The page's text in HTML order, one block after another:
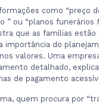
como “preço
” ou “planos funerários
que as famílias estão
importância do
valores. Uma
detalhado,
de pagamento
quem procura por